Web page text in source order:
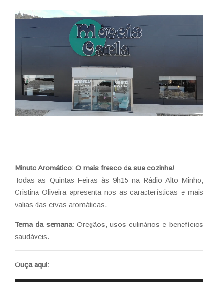
Minuto Aromático: O mais fresco da sua cozinha!
Todas as Quintas-Feiras às 9h15 na Rádio Alto Minho,
Cristina Oliveira apresenta-nos as características e mais
valias das ervas aromáticas.
Tema da semana: Oregãos, usos culinários e benefícios
saudáveis.
Ouça aqui: